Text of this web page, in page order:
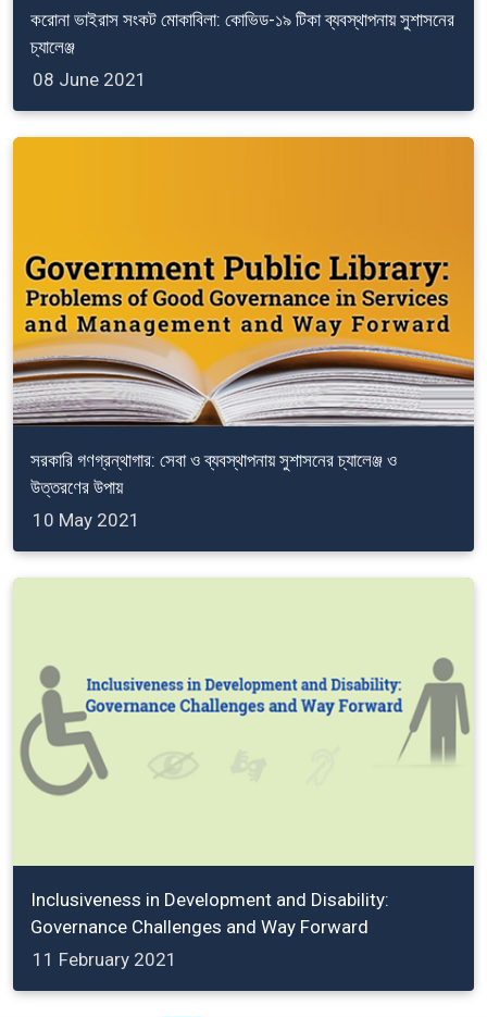
করোনা ভাইরাস সংকট মোকাবিলা: কোভিড-১৯ টিকা ব্যবস্থাপনায় সুশাসনের
চ্যালেঞ্জ
08 June 2021
সরকারি গণগ্রন্থাগার: সেবা ও ব্যবস্থাপনায় সুশাসনের চ্যালেঞ্জ ও
উত্তরণের উপায়
10 May 2021
Inclusiveness in Development and Disability:
Governance Challenges and Way Forward
11 February 2021